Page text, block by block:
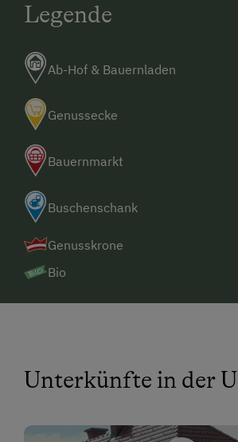
Legende
Ab-Hof & Bauernladen
Genussecke
Bauernmarkt
Buschenschank
Genusskrone
Bio
Unterkünfte in der